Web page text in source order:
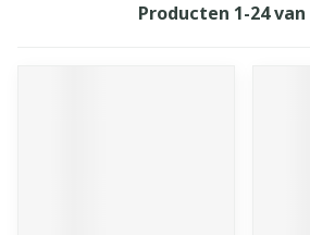
Producten 1-24van